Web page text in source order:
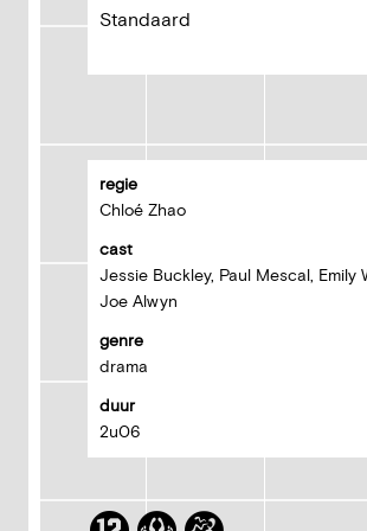
Standaard
regie
Chloé Zhao
cast
Jessie Buckley, Paul Mescal, Emily
Joe Alwyn
genre
drama
duur
2u06